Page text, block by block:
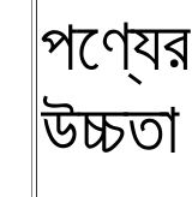
পণ্যের
উচ্চতা